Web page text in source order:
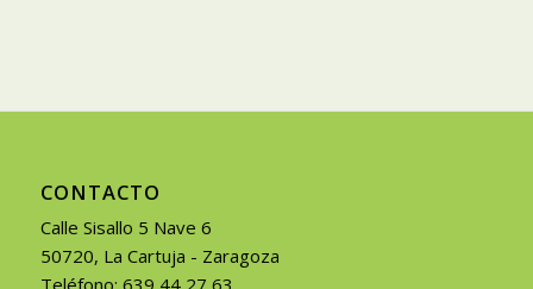
CONTACTO
Calle Sisallo 5 Nave 6
50720, La Cartuja - Zaragoza
Teléfono: 639 44 27 63